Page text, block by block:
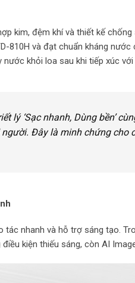
kim, đệm khí và thiết kế
810H và đạt chuẩn kháng
khỏi loa sau khi tiếp xúc với
lý ‘Sạc nhanh, Dùng bền’
Đây là minh chứng cho
nhanh và hỗ trợ sáng tạo.
kiện thiếu sáng, còn AI